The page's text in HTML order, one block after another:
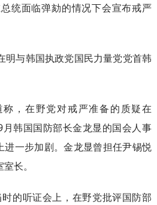
统面临弹劾的情况下会宣布戒严
明与韩国执政党国民力量党党首韩
称，在野党对戒严准备的质疑在
月韩国国防部长金龙显的国会人事
进一步加剧。金龙显曾担任尹锡悦
长。
的听证会上，在野党批评国防部